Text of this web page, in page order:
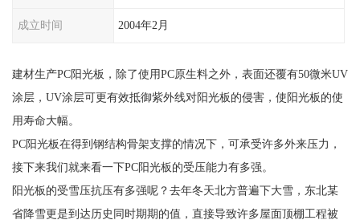
成立时间 2004年2月
建材生产PC阳光板，除了使用PC原生料之外，表面还覆有50微米UV
涂层，UV涂层可更有效抵御紫外线对阳光板的侵害，使阳光板的使
用寿命大幅。
PC阳光板在得到钢结构骨架支撑的情况下，可承受许多外来压力，
接下来我们就来看一下PC阳光板的受压能力有多强。
阳光板的受雪压抗压有多强呢？去年冬天北方普遍下大雪，东北某
省降雪更是到达历史同时期期的值，直接导致许多屋面顶棚工程被